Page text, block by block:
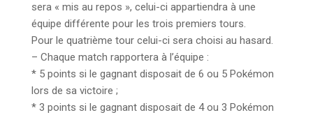
sera « mis au repos », celui-ci appartiendra à une
équipe différente pour les trois premiers tours.
Pour le quatrième tour celui-ci sera choisi au hasard.
– Chaque match rapportera à l’équipe :
* 5 points si le gagnant disposait de 6 ou 5 Pokémon
lors de sa victoire ;
* 3 points si le gagnant disposait de 4 ou 3 Pokémon